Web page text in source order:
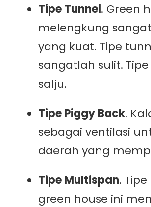
Tipe Tunnel. Green
melengkung
yang kuat. Tipe
sangatlah sulit.
salju.
Tipe Piggy Back.
sebagai ventilasi
daerah yang
Tipe Multispan.
green house ini